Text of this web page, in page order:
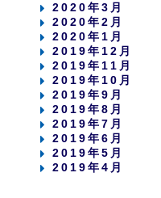
2020年3月
2020年2月
2020年1月
2019年12月
2019年11月
2019年10月
2019年9月
2019年8月
2019年7月
2019年6月
2019年5月
2019年4月